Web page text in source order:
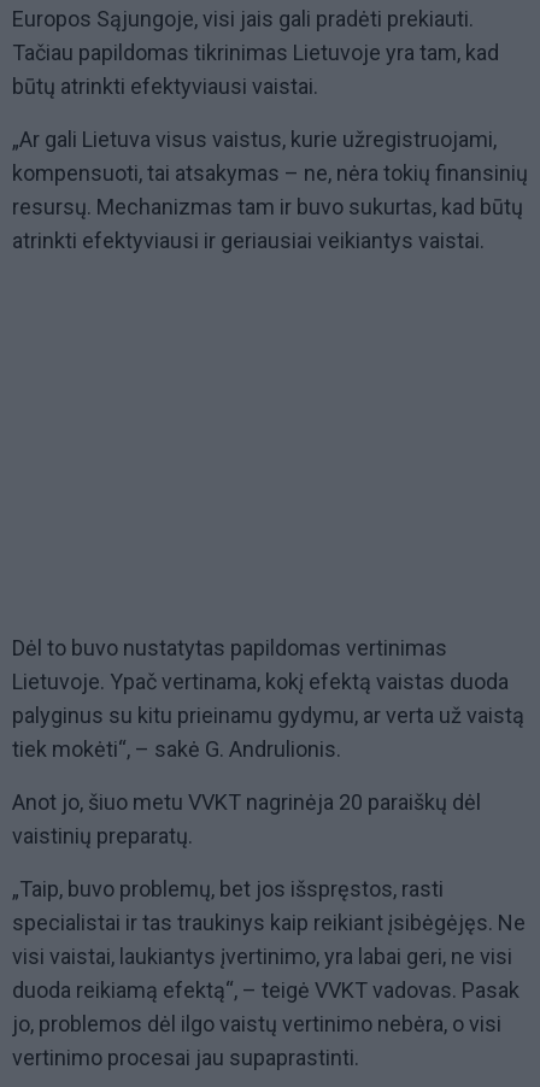
Europos Sąjungoje, visi jais gali pradėti prekiauti.
Tačiau papildomas tikrinimas Lietuvoje yra tam, kad
būtų atrinkti efektyviausi vaistai.
„Ar gali Lietuva visus vaistus, kurie užregistruojami,
kompensuoti, tai atsakymas – ne, nėra tokių finansinių
resursų. Mechanizmas tam ir buvo sukurtas, kad būtų
atrinkti efektyviausi ir geriausiai veikiantys vaistai.
Dėl to buvo nustatytas papildomas vertinimas
Lietuvoje. Ypač vertinama, kokį efektą vaistas duoda
palyginus su kitu prieinamu gydymu, ar verta už vaistą
tiek mokėti“, – sakė G. Andrulionis.
Anot jo, šiuo metu VVKT nagrinėja 20 paraiškų dėl
vaistinių preparatų.
„Taip, buvo problemų, bet jos išspręstos, rasti
specialistai ir tas traukinys kaip reikiant įsibėgėjęs. Ne
visi vaistai, laukiantys įvertinimo, yra labai geri, ne visi
duoda reikiamą efektą“, – teigė VVKT vadovas. Pasak
jo, problemos dėl ilgo vaistų vertinimo nebėra, o visi
vertinimo procesai jau supaprastinti.